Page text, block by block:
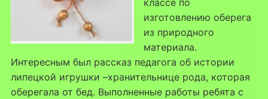
изготовлению оберега
из природного
материала.
Интересным был рассказ педагога об истории
липецкой игрушки –хранительнице рода, которая
оберегала от бед. Выполненные работы ребята с